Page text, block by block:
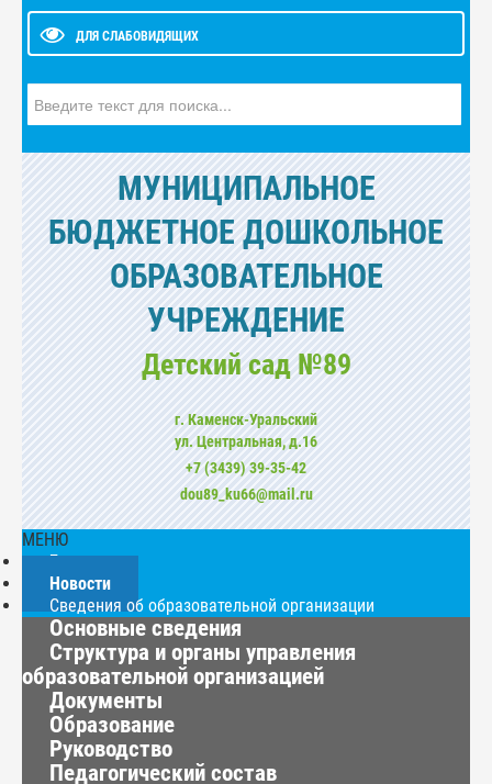
ДЛЯ СЛАБОВИДЯЩИХ
МУНИЦИПАЛЬНОЕ
БЮДЖЕТНОЕ ДОШКОЛЬНОЕ
ОБРАЗОВАТЕЛЬНОЕ
УЧРЕЖДЕНИЕ
Детский сад №89
г. Каменск-Уральский
ул. Центральная, д.16
+7 (3439) 39-35-42
dou89_ku66@mail.ru
МЕНЮ
Главная
Новости
Сведения об образовательной организации
Основные сведения
Структура и органы управления
образовательной организацией
Документы
Образование
Руководство
Педагогический состав